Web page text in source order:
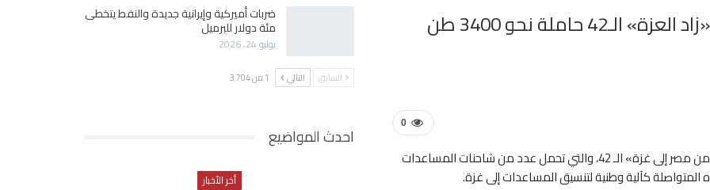
الهلال الأحمر المصري يُطلق قافلة «زاد العزة» الـ42 حاملة نحو 3400 طن
0
دفع الهلال الأحمر المصري، صباح اليوم، قافلة «زاد العزة.. من مصر إلى غزة» الـ 42، والتي تحمل عدد من شاحنات المساعدات
كآلية وطنية لتنسيق المساعدات إلى غزة.
ضربات أميركية وإيرانية جديدة والنفط يتخطى
مئة دولار للبرميل
يوليو 24, 2026
السابق التالي 1 من 3٬704
احدث المواضيع
أخر الأخبار